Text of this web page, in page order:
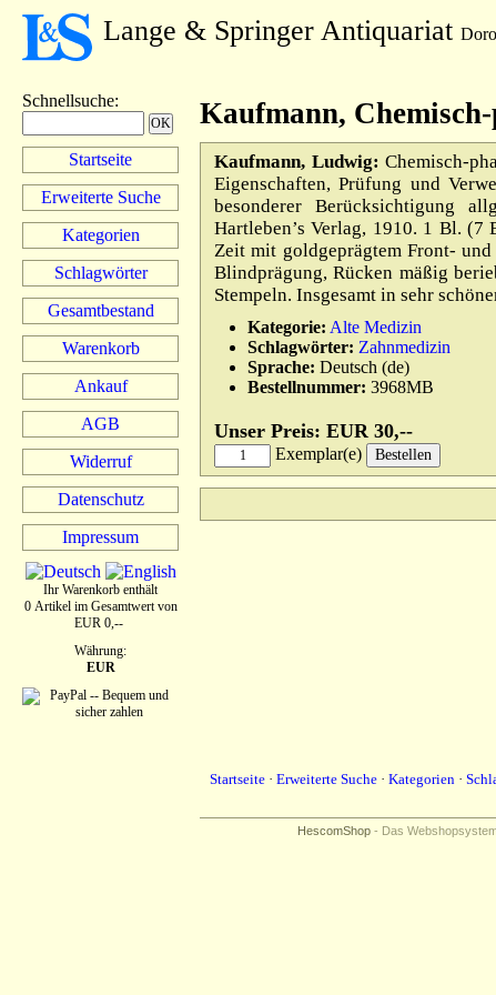
Lange & Springer Antiquariat
Schnellsuche:
Startseite
Erweiterte Suche
Kategorien
Schlagwörter
Gesamtbestand
Warenkorb
Ankauf
AGB
Widerruf
Datenschutz
Impressum
Ihr Warenkorb enthält
0 Artikel im Gesamtwert von
EUR 0,--
Währung:
EUR
Kaufmann,
Kaufmann, Ludwig: Chemisch-
Eigenschaften, Prüfung und
besonderer Berücksichtigung
Hartleben’s Verlag, 1910. 1 Bl.
Zeit mit goldgeprägtem Front-
Blindprägung, Rücken mäßig
Stempeln. Insgesamt in sehr
Kategorie: Alte Medizin
Schlagwörter: Zahnmedizin
Sprache: Deutsch (de)
Bestellnummer: 3968MB
Unser Preis: EUR 30,--
Exemplar(e)
Startseite · Erweiterte Suche · Kategorien ·
HescomShop - Das